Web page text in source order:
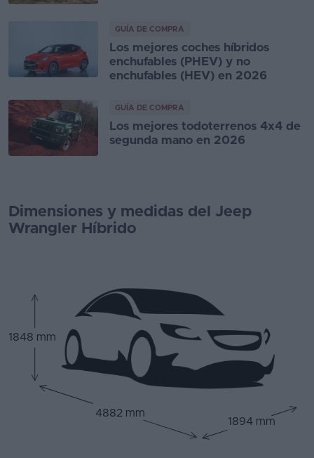
GUÍA DE COMPRA
Los mejores coches híbridos
enchufables (PHEV) y no
enchufables (HEV) en 2026
GUÍA DE COMPRA
Los mejores todoterrenos 4x4 de
segunda mano en 2026
Dimensiones y medidas del Jeep
Wrangler Híbrido
1848 mm
4882 mm
1894 mm